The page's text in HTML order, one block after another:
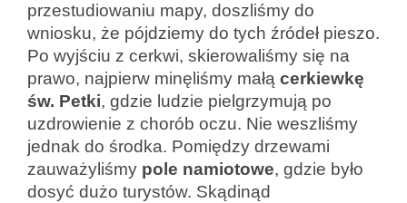
przestudiowaniu mapy, doszliśmy do
wniosku, że pójdziemy do tych źródeł pieszo.
Po wyjściu z cerkwi, skierowaliśmy się na
prawo, najpierw minęliśmy małą cerkiewkę
św. Petki, gdzie ludzie pielgrzymują po
uzdrowienie z chorób oczu. Nie weszliśmy
jednak do środka. Pomiędzy drzewami
zauważyliśmy pole namiotowe, gdzie było
dosyć dużo turystów. Skądinąd